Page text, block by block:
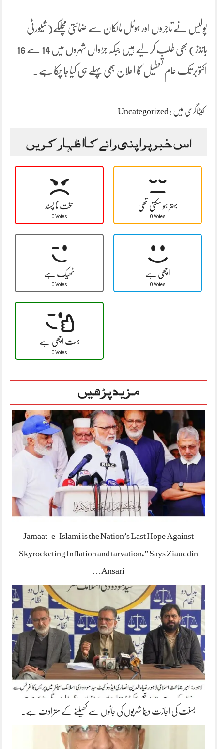
پولیس نے تاجروں اور ہوٹل مالکان سے ضمانتی مچلکے(شیورٹی
بانڈز) بھی طلب کر لیے ہیں جبکہ جڑواں شہروں میں 14 سے 16
اکتوبر تک عام تعطیل کا اعلان بھی پہلے ہی کیا جا چکا ہے۔
کیٹاگری میں : Uncategorized
اس خبر پر اپنی رائے کا اظہار کریں
سخت نا پسند
0 Votes
بہتر ہو سکتی تھی
0 Votes
ٹھیک ہے
0 Votes
اچھی ہے
0 Votes
بہت اچھی ہے
0 Votes
مزید پڑھیں
Jamaat-e-Islami is the Nation’s Last Hope Against
Skyrocketing Inflation and tarvation,” Says Ziauddin
Ansari…
بسنت کی اجازت دینا شہریوں کی جانوں سے کھیلنے کے مترادف ہے۔